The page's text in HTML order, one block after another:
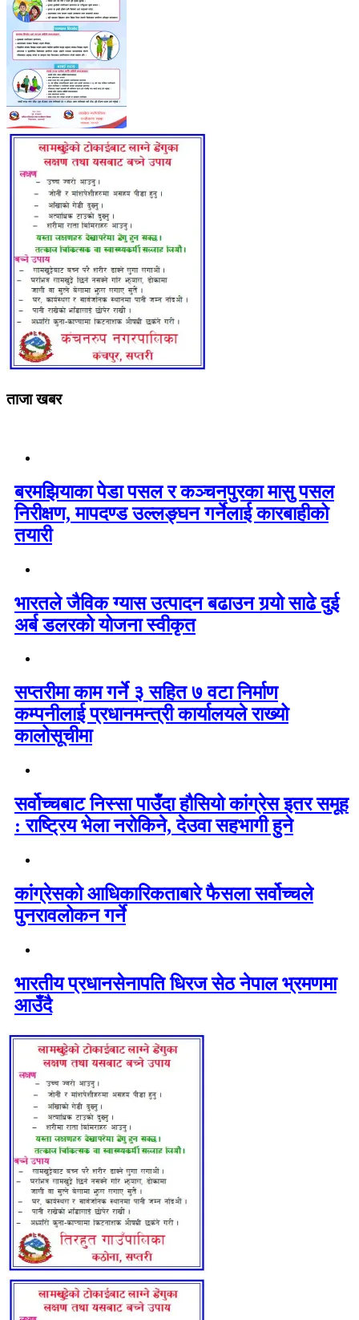
ताजा खबर
बरमझियाका पेडा पसल र कञ्चनपुरका मासु पसल
निरीक्षण, मापदण्ड उल्लङ्घन गर्नेलाई कारबाहीको
तयारी
भारतले जैविक ग्यास उत्पादन बढाउन गर्‍यो साढे दुई
अर्ब डलरको योजना स्वीकृत
सप्तरीमा काम गर्ने ३ सहित ७ वटा निर्माण
कम्पनीलाई प्रधानमन्त्री कार्यालयले राख्यो
कालोसूचीमा
सर्वोच्चबाट निस्सा पाउँदा हौसियो कांग्रेस इतर समूह
: राष्ट्रिय भेला नरोकिने, देउवा सहभागी हुने
कांग्रेसको आधिकारिकताबारे फैसला सर्वोच्चले
पुनरावलोकन गर्ने
भारतीय प्रधानसेनापति धिरज सेठ नेपाल भ्रमणमा
आउँदै